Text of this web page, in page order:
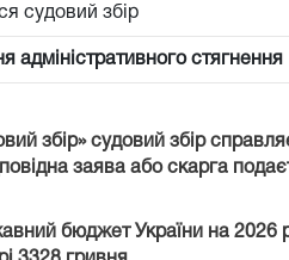
судовий збір
адміністративного стягнення
збір» судовий збір
заява або скарга
бюджет України на